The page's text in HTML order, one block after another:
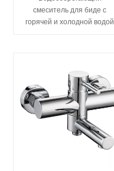
смеситель для биде с
горячей и холодной водой